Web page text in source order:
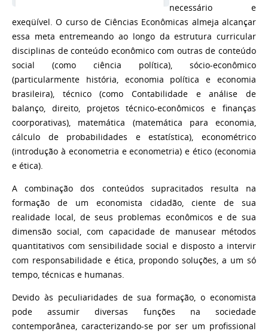
necessário e
exeqüível. O curso de Ciências Econômicas almeja alcançar
essa meta entremeando ao longo da estrutura curricular
disciplinas de conteúdo econômico com outras de conteúdo
social (como ciência política), sócio-econômico
(particularmente história, economia política e economia
brasileira), técnico (como Contabilidade e análise de
balanço, direito, projetos técnico-econômicos e finanças
coorporativas), matemática (matemática para economia,
cálculo de probabilidades e estatística), econométrico
(introdução à econometria e econometria) e ético (economia
e ética).
A combinação dos conteúdos supracitados resulta na
formação de um economista cidadão, ciente de sua
realidade local, de seus problemas econômicos e de sua
dimensão social, com capacidade de manusear métodos
quantitativos com sensibilidade social e disposto a intervir
com responsabilidade e ética, propondo soluções, a um só
tempo, técnicas e humanas.
Devido às peculiaridades de sua formação, o economista
pode assumir diversas funções na sociedade
contemporânea, caracterizando-se por ser um profissional